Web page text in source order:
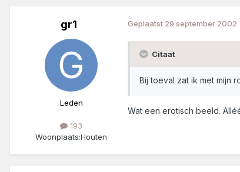
gr1
Leden
193
Woonplaats:Houten
Geplaatst 29 september 2002
Citaat
Bij toeval zat ik met mijn
Wat een erotisch beeld.